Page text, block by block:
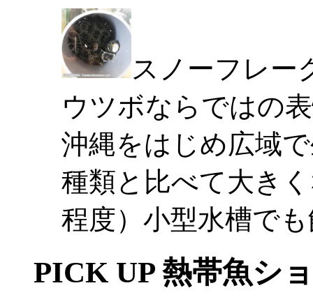
スノーフレー
ウツボならではの
沖縄をはじめ広域
種類と比べて大き
程度）小型水槽で
PICK UP 熱帯魚シ